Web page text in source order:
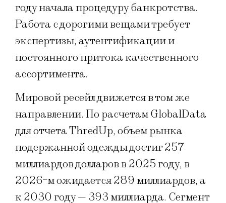
году начала процедуру банкротства.
Работа с дорогими вещами требует
экспертизы, аутентификации и
постоянного притока качественного
ассортимента.
Мировой ресейл движется в том же
направлении. По расчетам GlobalData
для отчета ThredUp, объем рынка
подержанной одежды достиг 257
миллиардов долларов в 2025 году, в
2026-м ожидается 289 миллиардов, а
к 2030 году — 393 миллиарда. Сегмент